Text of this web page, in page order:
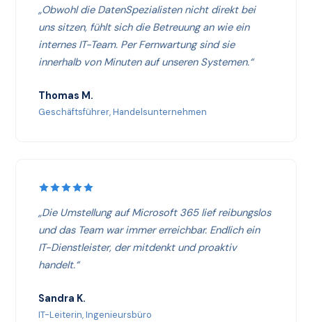
„Obwohl die DatenSpezialisten nicht direkt bei
uns sitzen, fühlt sich die Betreuung an wie ein
internes IT-Team. Per Fernwartung sind sie
innerhalb von Minuten auf unseren Systemen.“
Thomas M.
Geschäftsführer, Handelsunternehmen
„Die Umstellung auf Microsoft 365 lief reibungslos
und das Team war immer erreichbar. Endlich ein
IT-Dienstleister, der mitdenkt und proaktiv
handelt.“
Sandra K.
IT-Leiterin, Ingenieursbüro